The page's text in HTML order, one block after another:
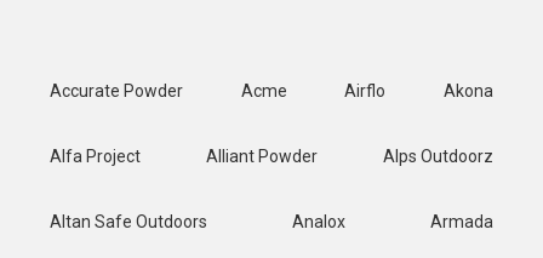
Accurate Powder Acme Airflo Akona
Alfa Project Alliant Powder Alps Outdoorz
Altan Safe Outdoors Analox Armada